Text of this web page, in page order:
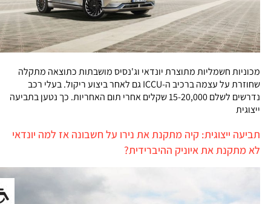
מכוניות חשמליות מתוצרת יונדאי וג'נסיס מושבתות כתוצאה מתקלה
שחוזרת על עצמה ברכיב ה-ICCU גם לאחר ביצוע ריקול. בעלי רכב
נדרשים לשלם 15-20,000 שקלים אחרי תום האחריות. כך נטען בתביעה
ייצוגית
תביעה ייצוגית: קיה מתקנת את נירו על חשבונה אז למה יונדאי
לא מתקנת את איוניק ההיברידית?